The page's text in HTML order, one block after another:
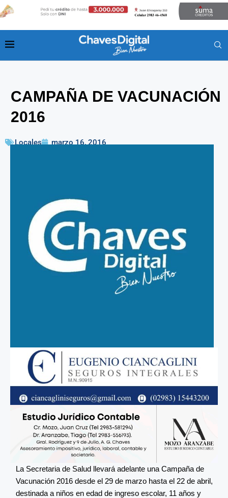
CAMPAÑA DE VACUNACIÓN
2016
Locales marzo 16, 2016
La Secretaria de Salud llevará adelante una Campaña de
Vacunación 2016 desde el 29 de marzo hasta el 22 de abril,
destinada a niños en edad de ingreso escolar, 11 años y